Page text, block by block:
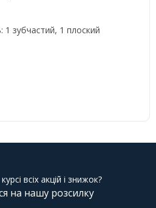
зубчастий, 1 плоский
всіх акцій і знижок?
на нашу розсилку